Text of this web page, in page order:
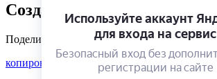
Создать карту клиента
Поделиться
копировать ссылку